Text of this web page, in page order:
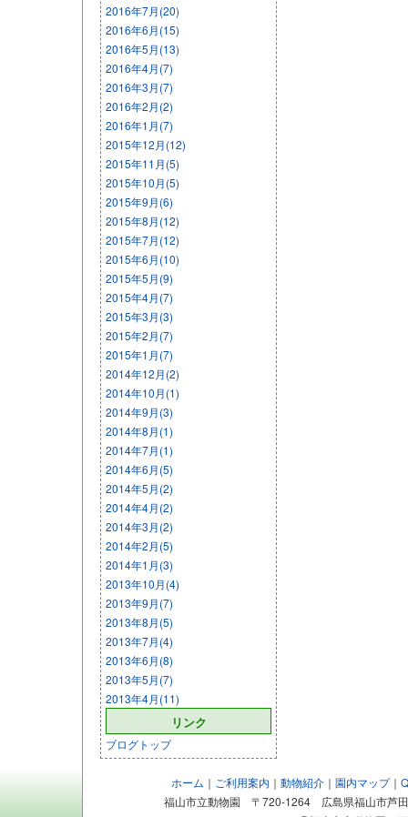
2016年7月(20)
2016年6月(15)
2016年5月(13)
2016年4月(7)
2016年3月(7)
2016年2月(2)
2016年1月(7)
2015年12月(12)
2015年11月(5)
2015年10月(5)
2015年9月(6)
2015年8月(12)
2015年7月(12)
2015年6月(10)
2015年5月(9)
2015年4月(7)
2015年3月(3)
2015年2月(7)
2015年1月(7)
2014年12月(2)
2014年10月(1)
2014年9月(3)
2014年8月(1)
2014年7月(1)
2014年6月(5)
2014年5月(2)
2014年4月(2)
2014年3月(2)
2014年2月(5)
2014年1月(3)
2013年10月(4)
2013年9月(7)
2013年8月(5)
2013年7月(4)
2013年6月(8)
2013年5月(7)
2013年4月(11)
リンク
ブログトップ
ホーム ｜ ご利用案内 ｜ 動物紹介｜ 園内マップ｜
福山市立動物園 〒720-1264 広島県福山市芦